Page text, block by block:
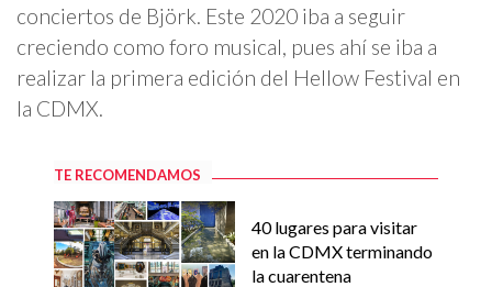
conciertos de Björk. Este 2020 iba a seguir
creciendo como foro musical, pues ahí se iba a
realizar la primera edición del Hellow Festival en
la CDMX.
TE RECOMENDAMOS
40 lugares para visitar
en la CDMX terminando
la cuarentena